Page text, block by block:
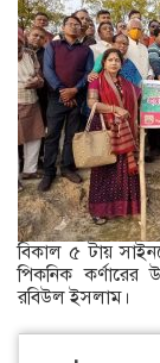
বিকাল ৫ টায়
পিকনিক কর্ণারের
রবিউল ইসলাম।